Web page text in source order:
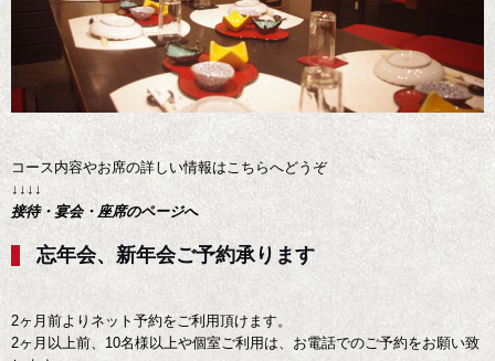
コース内容やお席の詳しい情報はこちらへどうぞ
↓↓↓↓
接待・宴会・座席のページへ
忘年会、新年会ご予約承ります
2ヶ月前よりネット予約をご利用頂けます。
2ヶ月以上前、10名様以上や個室ご利用は、お電話でのご予約をお願い致